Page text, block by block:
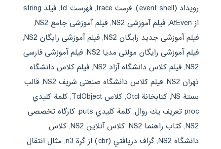
رويداد (event shell)
, فرمت trace , فهرست tcl ,
فيلد string
از AtEven
, فیلم آموزشی NS2 , فیلم آموزشی جامع NS2
,
فیلم آموزشی جدید رایگان NS2
, فیلم آموزشی رایگان NS2
,
فیلم آموزشی رایگان مولتی مدیا NS2
, فیلم آموزشی فارسی
NS2
, فیلم کلاس دانشگاه آزاد NS2 , فیلم کلاس دانشگاه
تهران NS2
, فیلم کلاس دانشگاه صنعتی شریف NS2 , قالب
بستة NS
, كتابخانة Otcl , كلاس TclObject , كلمة كليدي
proc تعريف يك روال
, كلمة كليدي puts , کارگاه تخصصی
NS2
, کتاب راهنما NS2 , کلاس آنلاین NS2 , کلاس
دانشگاه NS2
, گراف دريافتي (cbr) از گرة n3 , مثال انتقال